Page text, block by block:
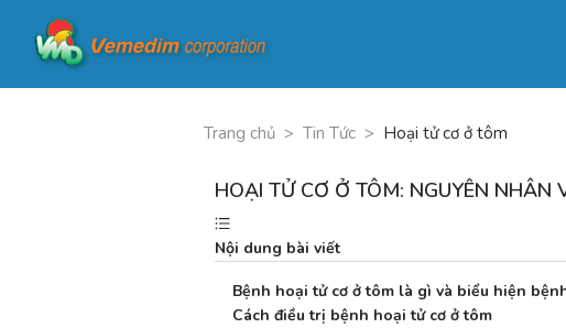
Trang chủ > Tin Tức > Hoại tử cơ ở tôm
HOẠI TỬ CƠ Ở TÔM: NGUYÊN NHÂN
Nội dung bài viết
Bệnh hoại tử cơ ở tôm là gì và biểu hiện
Cách điều trị bệnh hoại tử cơ ở tôm